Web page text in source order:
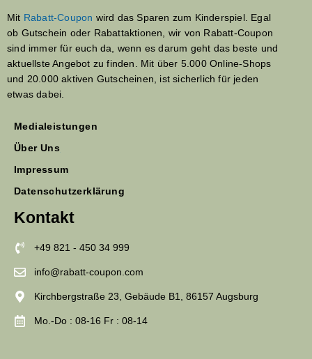
Mit Rabatt-Coupon wird das Sparen zum Kinderspiel. Egal
ob Gutschein oder Rabattaktionen, wir von Rabatt-Coupon
sind immer für euch da, wenn es darum geht das beste und
aktuellste Angebot zu finden. Mit über 5.000 Online-Shops
und 20.000 aktiven Gutscheinen, ist sicherlich für jeden
etwas dabei.
Medialeistungen
Über Uns
Impressum
Datenschutzerklärung
Kontakt
+49 821 - 450 34 999
info@rabatt-coupon.com
Kirchbergstraße 23, Gebäude B1, 86157 Augsburg
Mo.-Do : 08-16 Fr : 08-14